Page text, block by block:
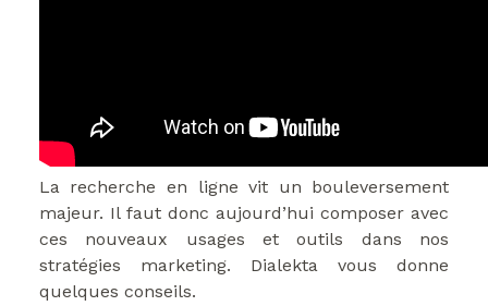
La recherche en ligne vit un bouleversement
majeur. Il faut donc aujourd’hui composer avec
ces nouveaux usages et outils dans nos
stratégies marketing. Dialekta vous donne
quelques conseils.